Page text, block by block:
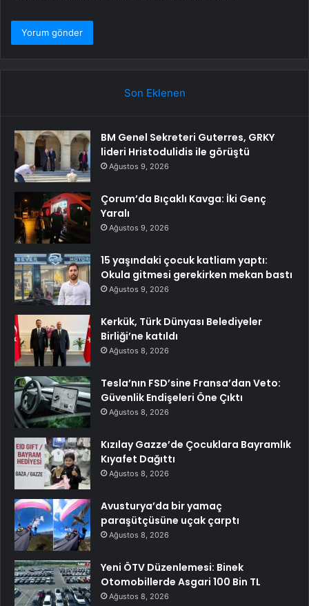
Son Eklenen
BM Genel Sekreteri Guterres, GRKY
lideri Hristodulidis ile görüştü
Ağustos 9, 2026
Çorum’da Bıçaklı Kavga: İki Genç
Yaralı
Ağustos 9, 2026
15 yaşındaki çocuk katliam yaptı:
Okula gitmesi gerekirken mekan bastı
Ağustos 9, 2026
Kerkük, Türk Dünyası Belediyeler
Birliği’ne katıldı
Ağustos 8, 2026
Tesla’nın FSD’sine Fransa’dan Veto:
Güvenlik Endişeleri Öne Çıktı
Ağustos 8, 2026
Kızılay Gazze’de Çocuklara Bayramlık
Kıyafet Dağıttı
Ağustos 8, 2026
Avusturya’da bir yamaç
paraşütçüsüne uçak çarptı
Ağustos 8, 2026
Yeni ÖTV Düzenlemesi: Binek
Otomobillerde Asgari 100 Bin TL
Ağustos 8, 2026